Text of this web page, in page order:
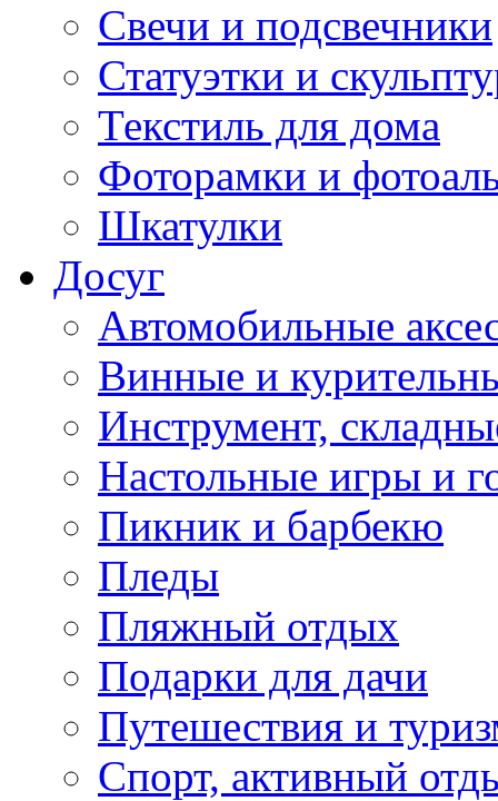
Свечи и подсвечники
Статуэтки и
Текстиль для дома
Фоторамки и
Шкатулки
Досуг
Автомобильные
Винные и
Инструмент,
Настольные игры и
Пикник и барбекю
Пледы
Пляжный отдых
Подарки для дачи
Путешествия и
Спорт, активный